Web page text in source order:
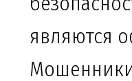
являются